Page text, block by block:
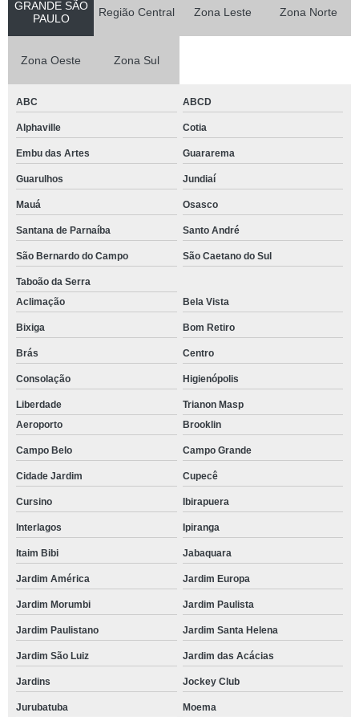
GRANDE SÃO
PAULO
Região Central Zona Leste Zona Norte
Zona Oeste Zona Sul
ABC ABCD
Alphaville Cotia
Embu das Artes Guararema
Guarulhos Jundiaí
Mauá Osasco
Santana de Parnaíba Santo André
São Bernardo do Campo São Caetano do Sul
Taboão da Serra
Aclimação
Bela Vista
Bixiga Bom Retiro
Brás Centro
Consolação Higienópolis
Liberdade
Trianon Masp
Aeroporto
Brooklin
Campo Belo Campo Grande
Cidade Jardim Cupecê
Cursino Ibirapuera
Interlagos Ipiranga
Itaim Bibi Jabaquara
Jardim América Jardim Europa
Jardim Morumbi Jardim Paulista
Jardim Paulistano Jardim Santa Helena
Jardim São Luiz Jardim das Acácias
Jardins Jockey Club
Jurubatuba Moema